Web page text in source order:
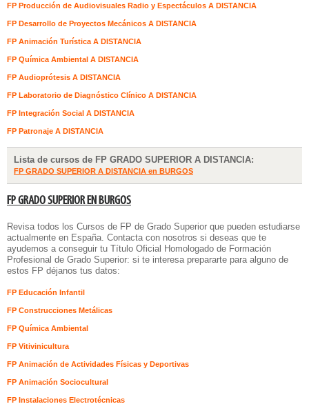
FP Producción de Audiovisuales Radio y Espectáculos A DISTANCIA
FP Desarrollo de Proyectos Mecánicos A DISTANCIA
FP Animación Turística A DISTANCIA
FP Química Ambiental A DISTANCIA
FP Audioprótesis A DISTANCIA
FP Laboratorio de Diagnóstico Clínico A DISTANCIA
FP Integración Social A DISTANCIA
FP Patronaje A DISTANCIA
Lista de cursos de FP GRADO SUPERIOR A DISTANCIA:
FP GRADO SUPERIOR A DISTANCIA en BURGOS
FP GRADO SUPERIOR EN BURGOS
Revisa todos los Cursos de FP de Grado Superior que pueden estudiarse
actualmente en España. Contacta con nosotros si deseas que te
ayudemos a conseguir tu Título Oficial Homologado de Formación
Profesional de Grado Superior: si te interesa prepararte para alguno de
estos FP déjanos tus datos:
FP Educación Infantil
FP Construcciones Metálicas
FP Química Ambiental
FP Vitivinicultura
FP Animación de Actividades Físicas y Deportivas
FP Animación Sociocultural
FP Instalaciones Electrotécnicas